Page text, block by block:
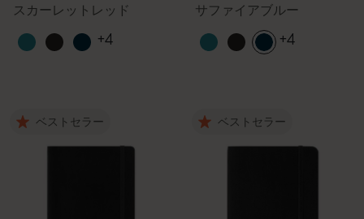
スカーレットレッド
+4
サファイアブルー
+4
ベストセラー ベストセラー